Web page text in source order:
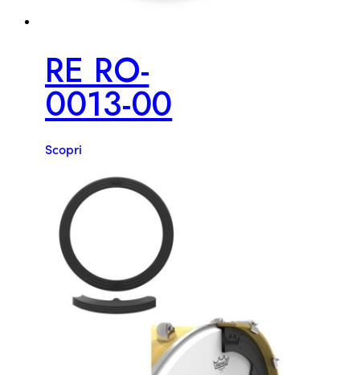
RE RO-
0013-00
Scopri